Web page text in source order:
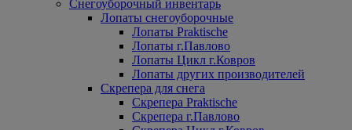
Снегоуборочный инвентарь
Лопаты снегоуборочные
Лопаты Praktische
Лопаты г.Павлово
Лопаты Цикл г.Ковров
Лопаты других производителей
Скрепера для снега
Скрепера Praktische
Скрепера г.Павлово